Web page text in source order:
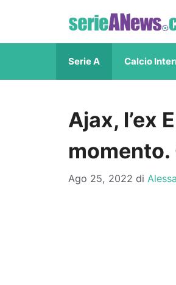
contenuto
Serie A Calcio
Ajax, l’ex
momento.
Ago 25, 2022 di